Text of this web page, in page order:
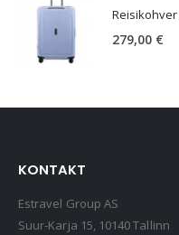
279,00 €
KONTAKT
Estravel Group AS
Suur-Karja 15, 10140 Tallinn